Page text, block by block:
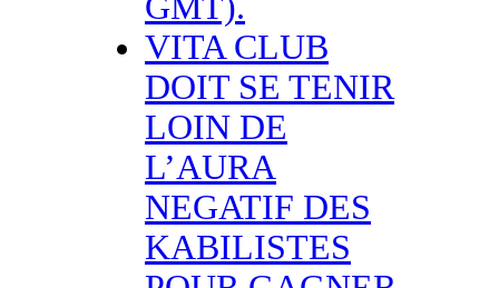
VITA CLUB
DOIT SE TENIR
LOIN DE
L’AURA
NEGATIF DES
KABILISTES